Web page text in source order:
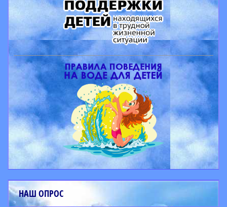
НАШ ОПРОС